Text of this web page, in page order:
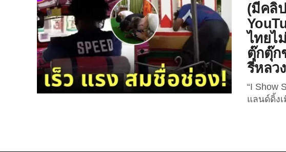
ล้านซับ จ
แต่การไ
พูดถึงบน
ต่อเนื่อง
19 ปี จะ
ไลฟ์สดบน
(มีคลิ
ไทยไ
ตุ๊กตุ๊ก
รี่หลว
“I Show
แลนด์ดิ้ง